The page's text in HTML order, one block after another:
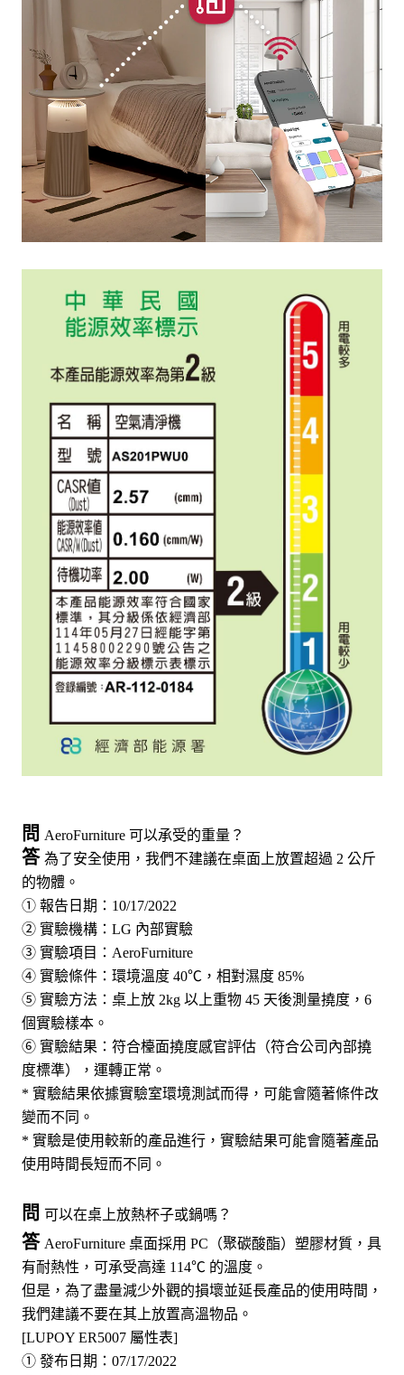
問 AeroFurniture 可以承受的重量？
答 為了安全使用，我們不建議在桌面上放置超過 2 公斤
的物體。
① 報告日期：10/17/2022
② 實驗機構：LG 內部實驗
③ 實驗項目：AeroFurniture
④ 實驗條件：環境溫度 40℃，相對濕度 85%
⑤ 實驗方法：桌上放 2kg 以上重物 45 天後測量撓度，6
個實驗樣本。
⑥ 實驗結果：符合檯面撓度感官評估（符合公司內部撓
度標準），運轉正常。
* 實驗結果依據實驗室環境測試而得，可能會隨著條件改
變而不同。
* 實驗是使用較新的產品進行，實驗結果可能會隨著產品
使用時間長短而不同。
問 可以在桌上放熱杯子或鍋嗎？
答 AeroFurniture 桌面採用 PC（聚碳酸酯）塑膠材質，具
有耐熱性，可承受高達 114℃ 的溫度。
但是，為了盡量減少外觀的損壞並延長產品的使用時間，
我們建議不要在其上放置高溫物品。
[LUPOY ER5007 屬性表]
① 發布日期：07/17/2022